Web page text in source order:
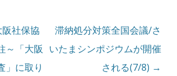
ン社保協
～「大阪
」に取り
滞納処分対策全国会議/さ
いたまシンポジウムが開催
される(7/8) →